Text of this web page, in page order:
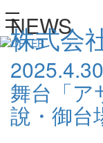
株式会
toggle
navigation
NEWS
2025.4.30
舞台「ア
說・御台